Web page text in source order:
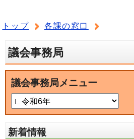
トップ 各課の窓口
議会事務局
議会事務局メニュー
新着情報